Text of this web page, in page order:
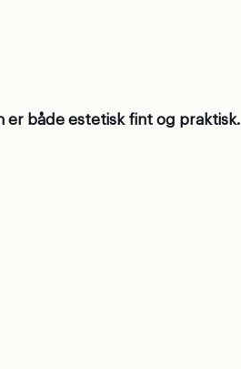
er både estetisk fint og praktisk.